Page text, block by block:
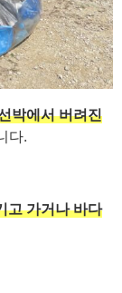
박에서 버려진
다.
고 가거나 바다